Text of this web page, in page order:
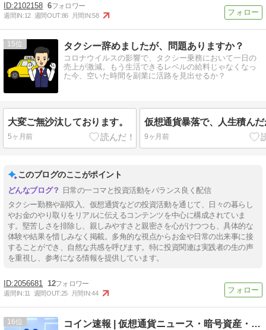
2102158 6
週間IN:12 週間OUT:86 月間IN:58
15 タクシー辞めましたが、問題ありますか？
コロナウイルスの影響で、タクシー乗務において一日の
売上が激減。もう生活できるレベルの給料じゃなくなっ
た今、空いた時間を副業に活路を見出せるか？
大変ご無沙汰しております。
5ヶ月前
仮想通貨暴落で、人生積ん
9ヶ月前
このブログのここがポイント
日常の一コマと投資活動をバランス良く配信
タクシー勤務や副収入、仮想通貨などの投資活動を通じて、日々の暮らし
やお金のやり取りをリアルに伝えるコンテンツを中心に構成されていま
す。堅苦しさを排除し、親しみやすさと親密さを心がけつつも、具体的な
体験や結果を惜しみなく掲載。多角的な視点からお金や日常の出来事に接
することができ、自然な共感を呼びます。特に投資関連は実践者の生の声
を重視し、参考になる情報を提供しています。
2056681 12
週間IN:11 週間OUT:25 月間IN:44
16 コイン速報 | 仮想通貨ニュース・暗号資産・5chまとめ